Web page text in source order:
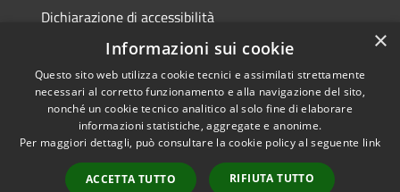
Dichiarazione di accessibilità
Accessibilità
Privacy
Copyright © 2026 • Comune di
Terralba • Powered by
Municipium•Accesso
redazione
×
Informazioni sui cookie
Questo sito web utilizza cookie tecnici e assimilati strettamente
necessari al corretto funzionamento e alla navigazione del sito,
nonché un cookie tecnico analitico al solo fine di elaborare
informazioni statistiche, aggregate e anonime.
Per maggiori dettagli, può consultare la cookie policy al seguente link
ACCETTA TUTTO RIFIUTA TUTTO